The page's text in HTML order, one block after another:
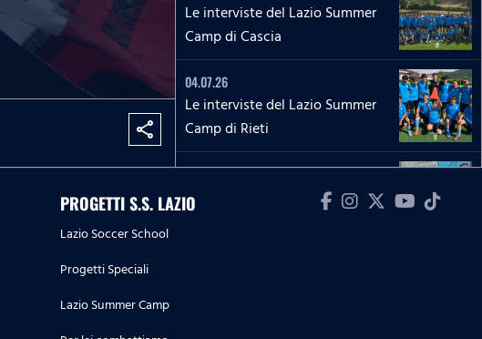
share
Le interviste del Lazio Summer
Camp di Cascia
04.07.26
Le interviste del Lazio Summer
Camp di Rieti
28.06.26
Le interviste del Lazio Summer
PROGETTI S.S. LAZIO
Lazio Soccer School
Progetti Speciali
Lazio Summer Camp